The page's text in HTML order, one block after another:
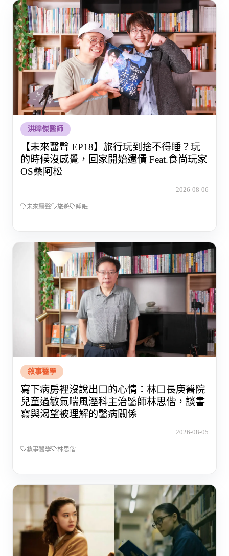
洪暐傑醫師
【未來醫聲 EP18】旅行玩到捨不得睡？玩
的時候沒感覺，回家開始還債 Feat.食尚玩家
OS桑阿松
2026-08-06
未來醫聲 旅遊 睡眠
敘事醫學
寫下病房裡沒說出口的心情：林口長庚醫院
兒童過敏氣喘風溼科主治醫師林思偕，談書
寫與渴望被理解的醫病關係
2026-08-05
敘事醫學 林思偕